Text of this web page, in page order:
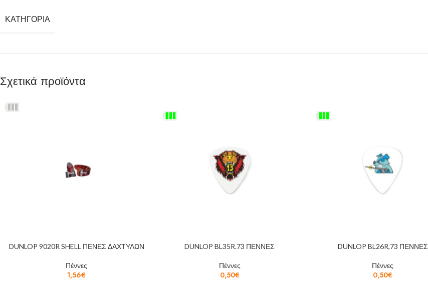
ΚΑΤΗΓΟΡΊΑ
Σχετικά προϊόντα
DUNLOP 9020R SHELL ΠΕΝΕΣ ΔΑΧΤΥΛΩΝ
Πέννες
1,56€
DUNLOP BL35R.73 ΠΕΝΝΕΣ
Πέννες
0,50€
DUNLOP BL26R,73 ΠΕΝΝΕΣ
Πέννες
0,50€